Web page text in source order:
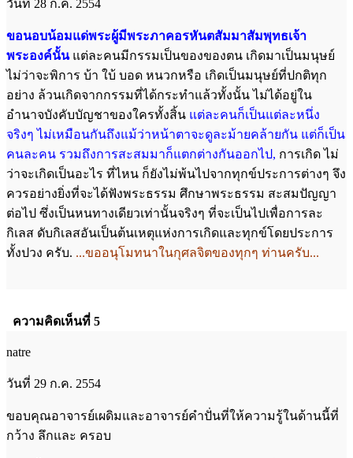
วันที่ 28 ก.ค. 2554
ขอนอบน้อมแด่พระผู้มีพระภาคอรหันตสัมมาสัมพุทธเจ้า
พระองค์นั้นแต่ละคนมีกรรมเป็นของของตน เกิดมาเป็นมนุษย์
ไม่ว่าจะพิการ บ้า ใบ้ บอด หนวกหรือ เกิดเป็นมนุษย์ที่ปกติทุก
อย่าง ล้วนเกิดจากกรรมที่ได้กระทำแล้วทั้งนั้น ไม่ได้อยู่ใน
อำนาจบังคับบัญชาของใครทั้งสิ้น แต่ละคนก็เป็นแต่ละหนึ่ง
จริงๆ ไม่เหมือนกันถึงแม้ว่าหน้าตาจะดูละม้ายคล้ายกัน แต่ก็เป็น
คนละคน รวมถึงการสะสมมาก็แตกต่างกันออกไป, การเกิด ไม่
ว่าจะเกิดเป็นอะไร ที่ไหน ก็ยังไม่พ้นไปจากทุกข์ประการต่างๆ จึง
ควรอย่างยิ่งที่จะได้ฟังพระธรรม ศึกษาพระธรรม สะสมปัญญา
ต่อไป ซึ่งเป็นหนทางเดียวเท่านั้นจริงๆ ที่จะเป็นไปเพื่อการละ
กิเลส ดับกิเลสอันเป็นต้นเหตุแห่งการเกิดและทุกข์โดยประการ
ทั้งปวง ครับ. ...ขออนุโมทนาในกุศลจิตของทุกๆ ท่านครับ...
ความคิดเห็นที่ 5
natre
วันที่ 29 ก.ค. 2554
ขอบคุณอาจารย์เผดิมและอาจารย์คำปั่นที่ให้ความรู้ในด้านนี้ที่
กว้าง ลึกและ ครอบ